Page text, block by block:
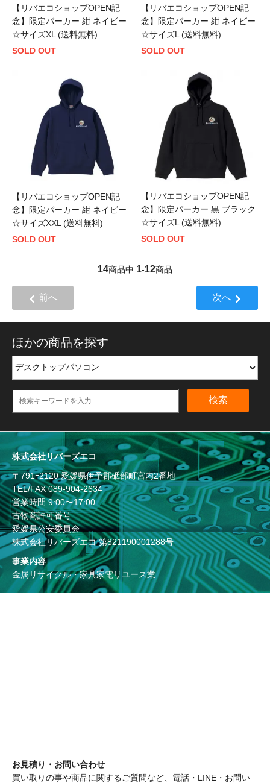
【リバエコショップOPEN記
念】限定パーカー 紺 ネイビー
☆サイズXL (送料無料)
SOLD OUT
【リバエコショップOPEN記
念】限定パーカー 紺 ネイビー
☆サイズL (送料無料)
SOLD OUT
【リバエコショップOPEN記
念】限定パーカー 紺 ネイビー
☆サイズXXL (送料無料)
SOLD OUT
【リバエコショップOPEN記
念】限定パーカー 黒 ブラック
☆サイズL (送料無料)
SOLD OUT
14商品中 1-12商品
前へ 次へ
ほかの商品を探す
検索
株式会社リバーズエコ
〒791ｰ2120 愛媛県伊予郡砥部町宮内2番地
TEL/FAX089-904-2634
営業時間 9:00〜17:00
古物商許可番号
愛媛県公安委員会
株式会社リバーズエコ 第821190001288号
事業内容
金属リサイクル・家具家電リユース業
お見積り・お問い合わせ
買い取りの事や商品に関するご質問など、電話・LINE・お問い